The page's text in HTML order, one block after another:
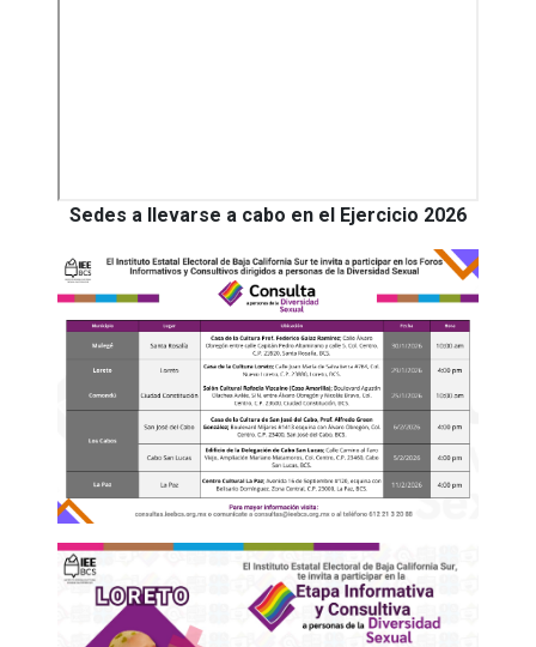
Sedes a llevarse a cabo en el Ejercicio 2026